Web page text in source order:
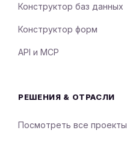
Конструктор баз данных
Конструктор форм
API и MCP
РЕШЕНИЯ & ОТРАСЛИ
Посмотреть все проекты